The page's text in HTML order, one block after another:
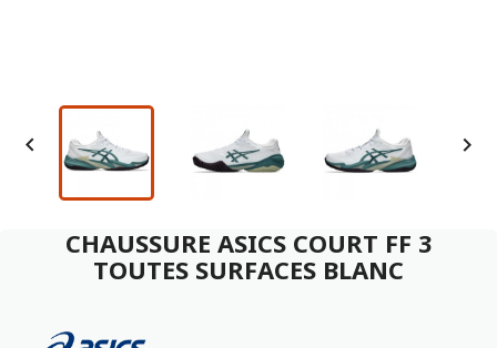
 
CHAUSSURE ASICS COURT FF 3
TOUTES SURFACES BLANC